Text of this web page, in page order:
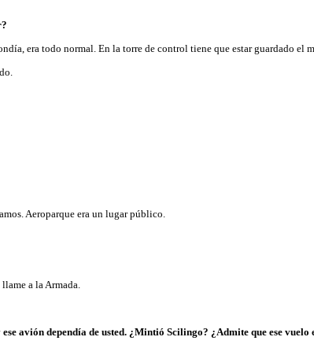
era todo normal. En la torre de control tiene que estar guardado el
Aeroparque era un lugar público.
a la Armada.
avión dependía de usted. ¿Mintió Scilingo? ¿Admite que ese vuelo